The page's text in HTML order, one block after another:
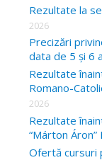
Rezultate la
2026
Precizări
data de 5 și 6
Rezultate
Romano-
2026
Rezultate
“Márton Áron”
Ofertă cursuri